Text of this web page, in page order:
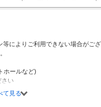
ホールなど)
い
て見る